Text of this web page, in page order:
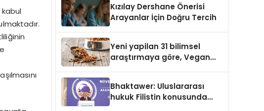
ır.
ğinin
şılmasını
Kızılay Dershane Önerisi
Arayanlar İçin Doğru Tercih
Yeni yapilan 31 bilimsel
araştırmaya göre, Vegan
Sindirildiğini Ortaya Koydu
Bhaktawer: Uluslararası
hukuk Filistin konusunda